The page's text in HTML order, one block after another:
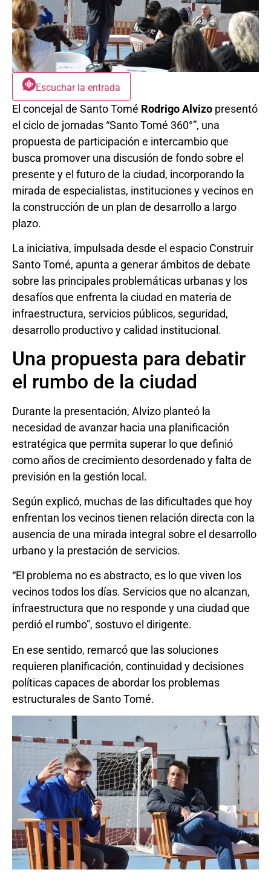
Escuchar la entrada
El concejal de Santo Tomé Rodrigo Alvizo presentó
el ciclo de jornadas “Santo Tomé 360°”, una
propuesta de participación e intercambio que
busca promover una discusión de fondo sobre el
presente y el futuro de la ciudad, incorporando la
mirada de especialistas, instituciones y vecinos en
la construcción de un plan de desarrollo a largo
plazo.
La iniciativa, impulsada desde el espacio Construir
Santo Tomé, apunta a generar ámbitos de debate
sobre las principales problemáticas urbanas y los
desafíos que enfrenta la ciudad en materia de
infraestructura, servicios públicos, seguridad,
desarrollo productivo y calidad institucional.
Una propuesta para debatir
el rumbo de la ciudad
Durante la presentación, Alvizo planteó la
necesidad de avanzar hacia una planificación
estratégica que permita superar lo que definió
como años de crecimiento desordenado y falta de
previsión en la gestión local.
Según explicó, muchas de las dificultades que hoy
enfrentan los vecinos tienen relación directa con la
ausencia de una mirada integral sobre el desarrollo
urbano y la prestación de servicios.
“El problema no es abstracto, es lo que viven los
vecinos todos los días. Servicios que no alcanzan,
infraestructura que no responde y una ciudad que
perdió el rumbo”, sostuvo el dirigente.
En ese sentido, remarcó que las soluciones
requieren planificación, continuidad y decisiones
políticas capaces de abordar los problemas
estructurales de Santo Tomé.